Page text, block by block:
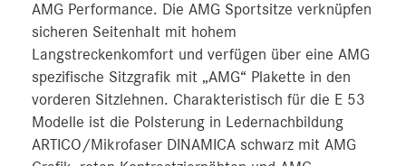
AMG Performance. Die AMG Sportsitze verknüpfen
sicheren Seitenhalt mit hohem
Langstreckenkomfort und verfügen über eine AMG
spezifische Sitzgrafik mit „AMG“ Plakette in den
vorderen Sitzlehnen. Charakteristisch für die E 53
Modelle ist die Polsterung in Ledernachbildung
ARTICO/Mikrofaser DINAMICA schwarz mit AMG